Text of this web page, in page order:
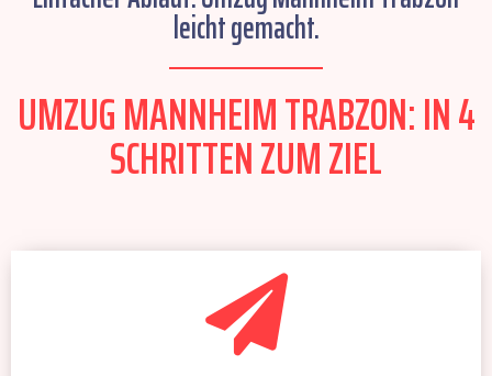
leicht gemacht.
UMZUG MANNHEIM TRABZON: IN 4
SCHRITTEN ZUM ZIEL